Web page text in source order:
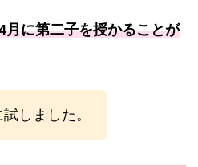
月に第二子を授かることが
しました。